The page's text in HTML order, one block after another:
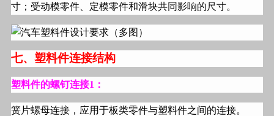
寸；受动模零件、定模零件和滑块共同影响的尺寸。
七、塑料件连接结构
塑料件的螺钉连接1 ：
簧片螺母连接，应用于板类零件与塑料件之间的连接。